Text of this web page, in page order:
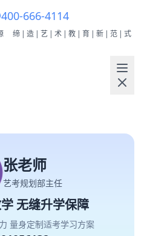
400-666-4114
缔|造|艺|术|教|育|新|范|式
张老师
艺考规划部主任
无缝升学保障
量身定制适考学习方案